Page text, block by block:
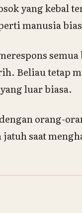
yang kebal
manusia
Beliau tetap
luar biasa.
orang-
saat